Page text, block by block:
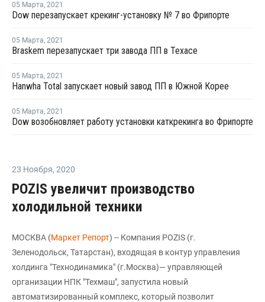
05 Марта, 2021
Dow перезапускает крекинг-установку № 7 во Фрипорте
05 Марта, 2021
Braskem перезапускает три завода ПП в Техасе
05 Марта, 2021
Hanwha Total запускает новый завод ПП в Южной Корее
05 Марта, 2021
Dow возобновляет работу установки каткрекинга во Фрипорте
23 Ноября, 2020
POZIS увеличит производство
холодильной техники
МОСКВА (Маркет Репорт) -- Компания POZIS (г.
Зеленодольск, Татарстан), входящая в контур управления
холдинга "Технодинамика" (г.Москва)— управляющей
организации НПК "Техмаш", запустила новый
автоматизированный комплекс, который позволит